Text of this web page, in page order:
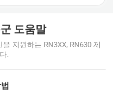
도움말
지원하는 RN3XX, RN630 제
.